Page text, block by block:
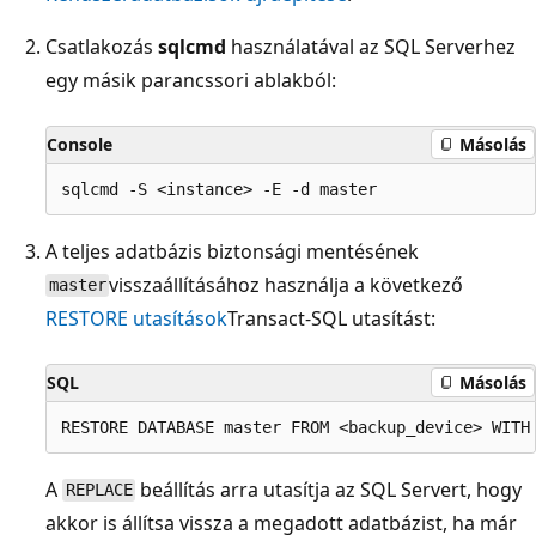
Csatlakozás sqlcmd használatával az SQL Serverhez
egy másik parancssori ablakból:
Console Másolás
A teljes adatbázis biztonsági mentésének
mastervisszaállításához használja a következő
RESTORE utasításokTransact-SQL utasítást:
SQL Másolás
A REPLACE beállítás arra utasítja az SQL Servert, hogy
akkor is állítsa vissza a megadott adatbázist, ha már